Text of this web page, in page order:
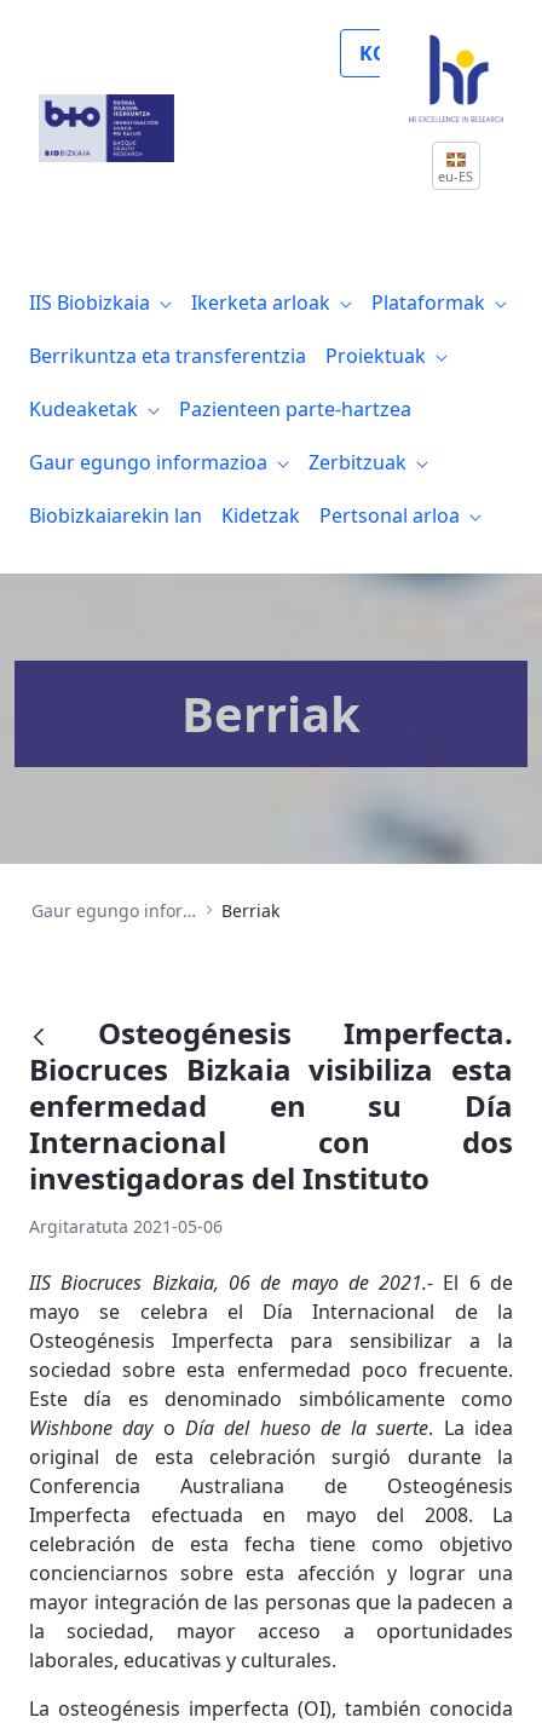
KOLABORATU
eu-ES
IIS Biobizkaia Ikerketa arloak
Plataformak
Berrikuntza eta transferentzia
Proiektuak
Kudeaketak
Pazienteen parte-hartzea
Gaur egungo informazioa
Zerbitzuak
Biobizkaiarekin lan
Kidetzak Pertsonal arloa
Berriak
Gaur egungo informazioa Berriak
Osteogénesis Imperfecta.
Biocruces Bizkaia visibiliza esta
enfermedad en su Día
Internacional con dos
investigadoras del Instituto
Argitaratuta 2021-05-06
IIS Biocruces Bizkaia, 06 de mayo de 2021.- El 6 de
mayo se celebra el Día Internacional de la
Osteogénesis Imperfecta para sensibilizar a la
sociedad sobre esta enfermedad poco frecuente.
Este día es denominado simbólicamente como
Wishbone dayo Día del hueso de la suerte. La idea
original de esta celebración surgió durante la
Conferencia Australiana de Osteogénesis
Imperfecta efectuada en mayo del 2008. La
celebración de esta fecha tiene como objetivo
concienciarnos sobre esta afección y lograr una
mayor integración de las personas que la padecen a
la sociedad, mayor acceso a oportunidades
laborales, educativas y culturales.
La osteogénesis imperfecta (OI), también conocida